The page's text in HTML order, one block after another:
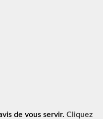
de vous servir. Cliquez